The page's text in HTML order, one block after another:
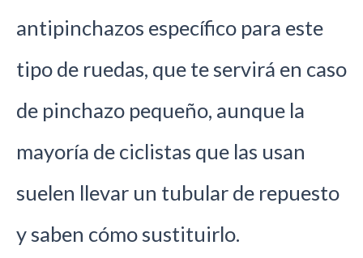
antipinchazos específico para este
tipo de ruedas, que te servirá en caso
de pinchazo pequeño, aunque la
mayoría de ciclistas que las usan
suelen llevar un tubular de repuesto
y saben cómo sustituirlo.